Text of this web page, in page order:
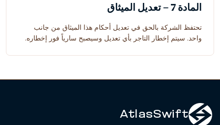
المادة 7 – تعديل الميثاق
تحتفظ الشركة بالحق في تعديل أحكام هذا الميثاق من جانب
واحد. سيتم إخطار التاجر بأي تعديل وسيصبح سارياً فور إخطاره.
AtlasSwift